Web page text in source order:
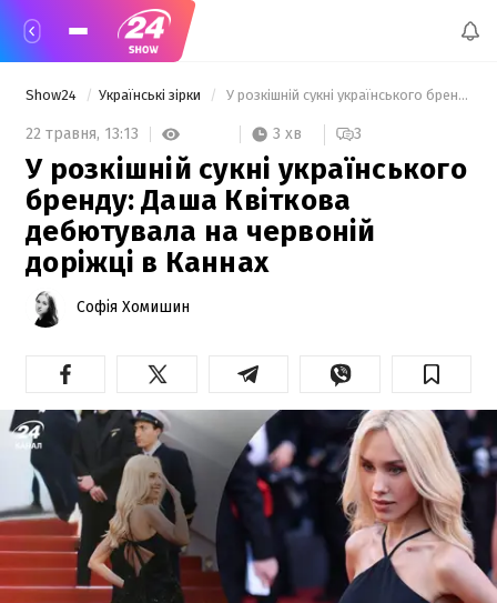
Show24 Українські зірки У розкішній сукні українського бренду: Даша Квіткова дебютувала на червоній доріжці в Каннах
22 травня, 13:13 3 хв 3
У розкішній сукні українського
бренду: Даша Квіткова
дебютувала на червоній
доріжці в Каннах
Софія Хомишин